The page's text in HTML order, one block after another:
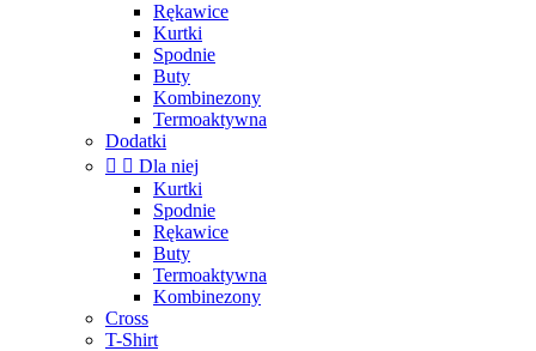
Rękawice
Kurtki
Spodnie
Buty
Kombinezony
Termoaktywna
Dodatki
  Dla niej
Kurtki
Spodnie
Rękawice
Buty
Termoaktywna
Kombinezony
Cross
T-Shirt